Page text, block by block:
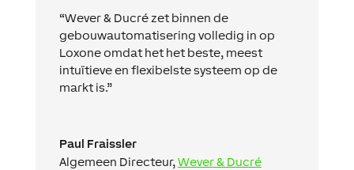
“Wever & Ducrézet binnen de
gebouwautomatisering volledig in op
Loxone omdat het het beste, meest
intuïtieve en flexibelste systeem op de
markt is.”
Paul Fraissler
Algemeen Directeur, Wever & Ducré